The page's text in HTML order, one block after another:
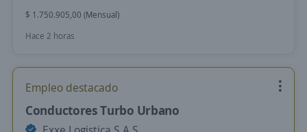
$ 1.750.905,00 (Mensual)
Hace 2 horas
Empleo destacado
Conductores Turbo Urbano